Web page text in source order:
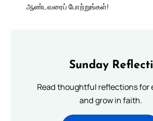
ஆண்டவரைப் போற்றுங்கள்!
Sunday
Read thoughtful reflections for
and grow in faith.